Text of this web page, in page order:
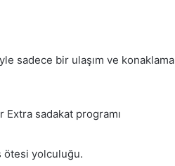
sadece bir ulaşım ve konaklama
sadakat programı
ötesi yolculuğu.